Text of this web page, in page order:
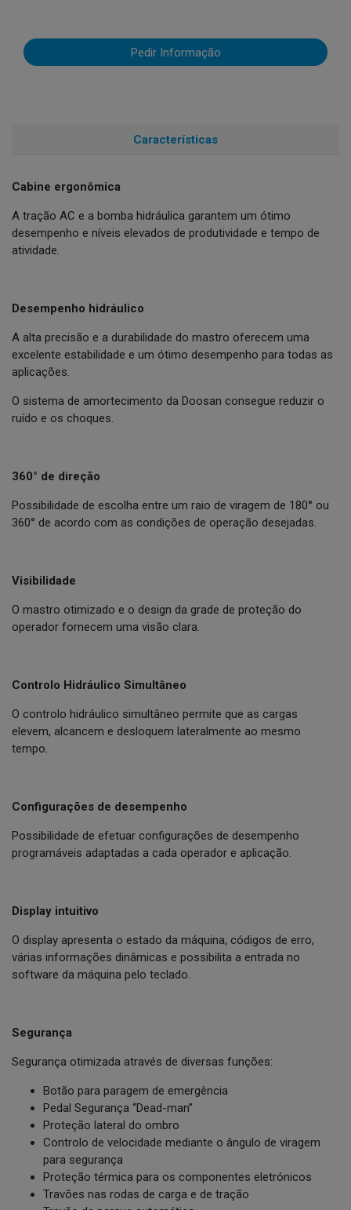
Pedir Informação
Características
Cabine ergonômica
A tração AC e a bomba hidráulica garantem um ótimo
desempenho e níveis elevados de produtividade e tempo de
atividade.
Desempenho hidráulico
A alta precisão e a durabilidade do mastro oferecem uma
excelente estabilidade e um ótimo desempenho para todas as
aplicações.
O sistema de amortecimento da Doosan consegue reduzir o
ruído e os choques.
360° de direção
Possibilidade de escolha entre um raio de viragem de 180° ou
360° de acordo com as condições de operação desejadas.
Visibilidade
O mastro otimizado e o design da grade de proteção do
operador fornecem uma visão clara.
Controlo Hidráulico Simultâneo
O controlo hidráulico simultâneo permite que as cargas
elevem, alcancem e desloquem lateralmente ao mesmo
tempo.
Configurações de desempenho
Possibilidade de efetuar configurações de desempenho
programáveis adaptadas a cada operador e aplicação.
Display intuitivo
O display apresenta o estado da máquina, códigos de erro,
várias informações dinâmicas e possibilita a entrada no
software da máquina pelo teclado.
Segurança
Segurança otimizada através de diversas funções:
Botão para paragem de emergência
Pedal Segurança “Dead-man”
Proteção lateral do ombro
Controlo de velocidade mediante o ângulo de viragem
para segurança
Proteção térmica para os componentes eletrónicos
Travões nas rodas de carga e de tração